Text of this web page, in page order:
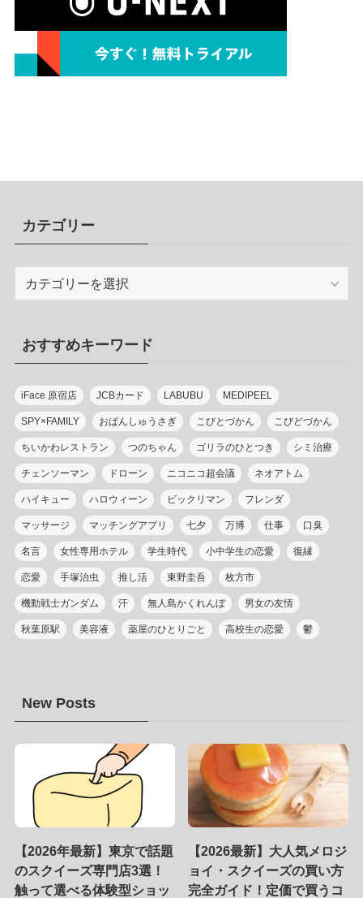
カテゴリー
リ
ー
おすすめキーワード
iFace 原宿店 JCBカード LABUBU MEDIPEEL
SPY×FAMILY おぱんしゅうさぎ こびとづかん こびどづかん
ちいかわレストラン つのちゃん ゴリラのひとつき シミ治療
チェンソーマン ドローン ニコニコ超会議 ネオアトム
ハイキュー ハロウィーン ビックリマン フレンダ
マッサージ マッチングアプリ 七夕 万博 仕事 口臭
名言 女性専用ホテル 学生時代 小中学生の恋愛 復縁
恋愛 手塚治虫 推し活 東野圭吾 枚方市
機動戦士ガンダム 汗 無人島かくれんぼ 男女の友情
秋葉原駅 美容液 薬屋のひとりごと 高校生の恋愛 鬱
New Posts
【2026年最新】東京で話題
のスクイーズ専門店3選！
触って選べる体験型ショッ
【2026最新】大人気メロジ
ョイ・スクイーズの買い方
完全ガイド！定価で買うコ